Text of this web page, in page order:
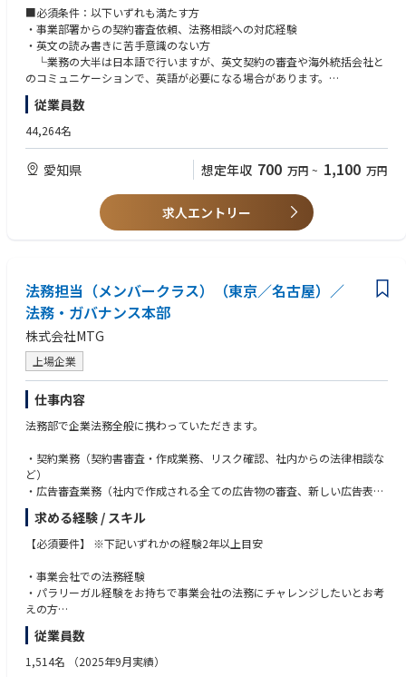
■業務詳細
・取引先等との契約等の審査、担当部署の契約交渉支援
・社内各部署からの法務相談（労働法、会社法、競争法、下請法、金商法
等に関するもの）への対応、法制調査
・戦略的事業提携等に伴う競争法上の評価、企業結合の事前届け出
・株主総会、取締役会や社内会議体支援：安全輸出取引委員会事務局、情
報開示委員会メンバー
・国内外子会社も含めたコンプライアンス推進、定着活動（コンプライア
ンス徹底の意識づけ、法令遵守体制の点検 など）
・国内外子会社の法務機能との連携（海外統括会社の法務機能との連携な
・内部通報制度の運用 など
■やりがい
◎グローバルに製造業を展開しており、幅広い国・法分野に関する業務に
挑戦できる。
◎若いメンバーが多い部署であり、担当者一人ひとりが案件をオーナーシ
ップもって対応できる。
また、チームワーク・リーダーシップを実践できる。
◎現在、取り組み中の企業集団としてのコンプライアンス体制整備に主体
的に関わり、体制を作り上げることができる。
■早わかりトヨタ紡織
https://www.toyota-boshoku.com/jp/hayawakari/
■同社の特徴
同社は、自動車、航空機、新幹線など移動空間のトータルコーディネータ
ーとして、企画開発～生産まで一貫して対応しています。特に自動車のシ
ートは、トヨタ自動車の国内生産車両のほぼ全車種に同社の製品が搭載。
る“乗り心地”に関わる部品。今後、自動運転などモビリティの形が変わろ
うとも無くなる製品ではない為、様々な移動空間で支持されるよう事業成
長してまいります。
■必須条件：以下いずれも満たす方
・事業部署からの契約審査依頼、法務相談への対応経験
・英文の読み書きに苦手意識のない方
└業務の大半は日本語で行いますが、英文契約の審査や海外統括会社と
のコミュニケーションで、英語が必要になる場合があります。
・グループマネジメントの経験
・アライアンスなどプロジェクトの対応経験があり、社内関係者との調整
能力がある。
■歓迎条件
・製造業での法務経験
・TOEIC(R)700点以上
・海外駐在のご経験
従業員数
44,264名
愛知県 想定年収 700 万円 ~ 1,100 万円
求人エントリー
法務担当（メンバークラス）（東京／名古屋）／
法務・ガバナンス本部
株式会社MTG
上場企業
仕事内容
法務部で企業法務全般に携わっていただきます。
・契約業務（契約書審査・作成業務、リスク確認、社内からの法律相談な
ど）
・広告審査業務（社内で作成される全ての広告物の審査、新しい広告表現
の開発）
・訴訟/係争対応
・M＆A対応
求める経験 / スキル
【必須要件】 ※下記いずれかの経験2年以上目安
・事業会社での法務経験
・パラリーガル経験をお持ちで事業会社の法務にチャレンジしたいとお考
えの方
・法学部等での法律に関する学習経験があり、事業会社の法務を目指した
い方
・管理部門、総務部門等における契約書や稟議書の対応、管理経験をお持
従業員数
1,514名 （2025年9月実績）